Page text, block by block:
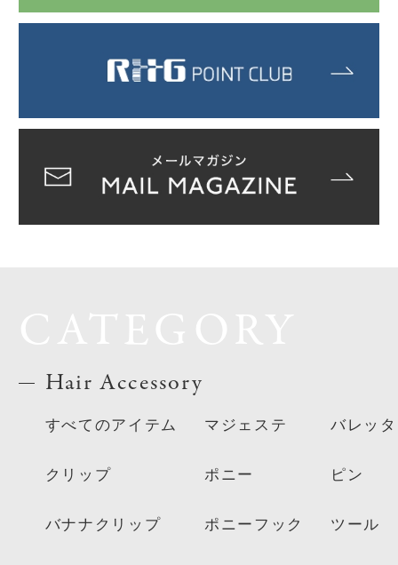
Hair Accessory
すべてのアイテム
クリップ
バナナクリップ
マジェステ
ポニー
ポニーフック
バレッタ
ピン
ツール